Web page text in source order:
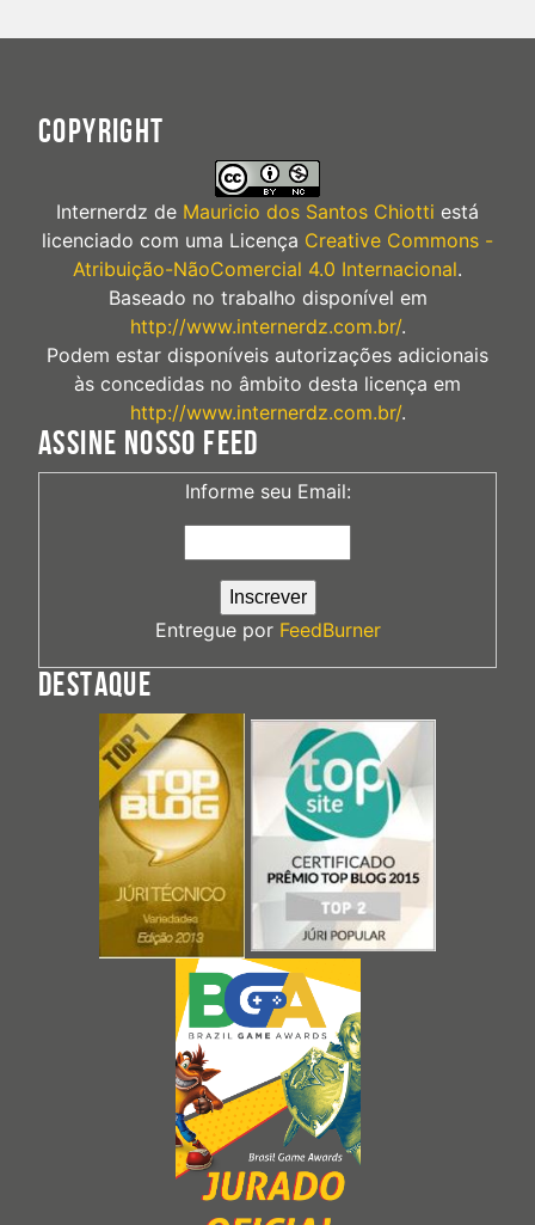
COPYRIGHT
Internerdz de Mauricio dos Santos Chiotti está
licenciado com uma Licença Creative Commons -
Atribuição-NãoComercial 4.0 Internacional.
Baseado no trabalho disponível em
http://www.internerdz.com.br/.
Podem estar disponíveis autorizações adicionais
às concedidas no âmbito desta licença em
http://www.internerdz.com.br/.
ASSINE NOSSO FEED
Informe seu Email:
Entregue por FeedBurner
DESTAQUE